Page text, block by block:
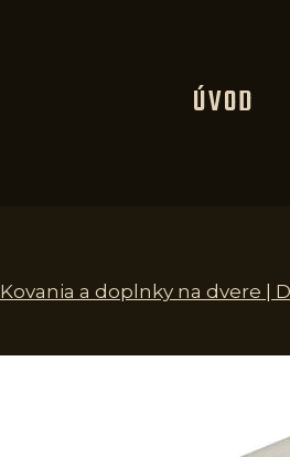
ÚVOD
Kovania a doplnky na dvere |